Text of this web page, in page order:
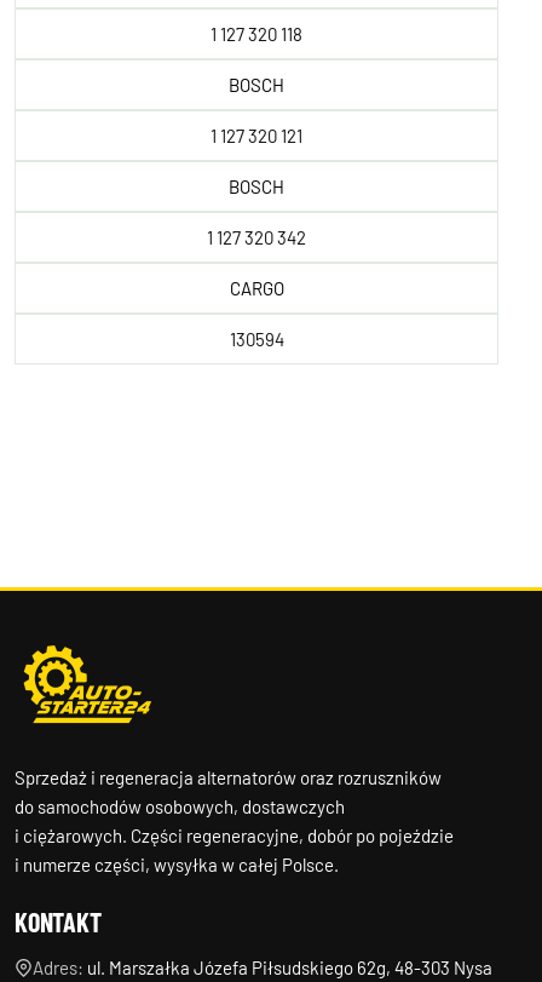
1 127 320 118
BOSCH
1 127 320 121
BOSCH
1 127 320 342
CARGO
130594
Sprzedaż i regeneracja alternatorów oraz rozruszników
do samochodów osobowych, dostawczych
i ciężarowych. Części regeneracyjne, dobór po pojeździe
i numerze części, wysyłka w całej Polsce.
KONTAKT
Adres: ul. Marszałka Józefa Piłsudskiego 62g, 48-303 Nysa